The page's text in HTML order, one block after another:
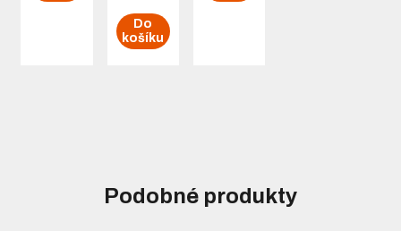
Do
košíku
Podobné produkty